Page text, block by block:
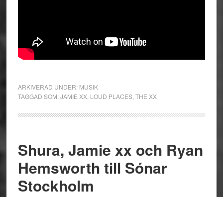
ARKIVERAD UNDER: MUSIK
TAGGAD SOM:JAMIE XX, LOUD PLACES, THE XX
Shura, Jamie xx och Ryan
Hemsworth till Sónar
Stockholm